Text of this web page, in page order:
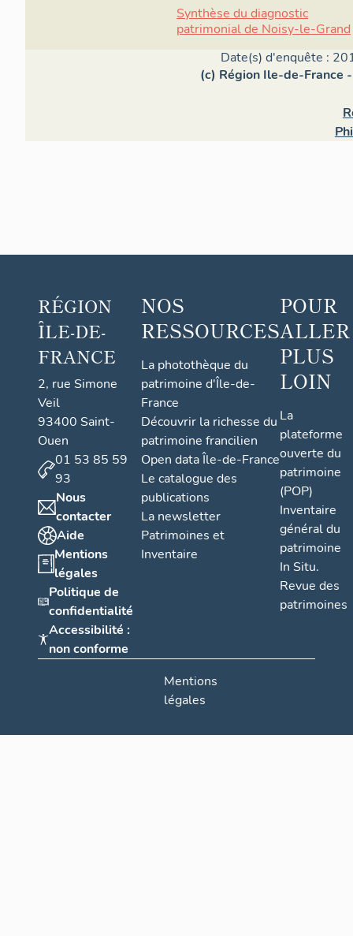
Synthèse du diagnostic
patrimonial de Noisy-le-Grand
Date(s) d'enquête :
(c) Région Ile-de-France
RÉGION
ÎLE-DE-
FRANCE
2, rue Simone
Veil
93400 Saint-
Ouen
01 53 85 59
93
Nous
contacter
Aide
Mentions
légales
Politique de
confidentialité
Accessibilité :
non conforme
NOS
RESSOURCES
La photothèque du
patrimoine d'Île-de-
France
Découvrir la richesse du
patrimoine francilien
Open data Île-de-France
Le catalogue des
publications
La newsletter
Patrimoines et
Inventaire
POUR
ALLER
PLUS
LOIN
La
plateforme
ouverte du
patrimoine
(POP)
Inventaire
général du
patrimoine
In Situ.
Revue des
patrimoines
Mentions
légales